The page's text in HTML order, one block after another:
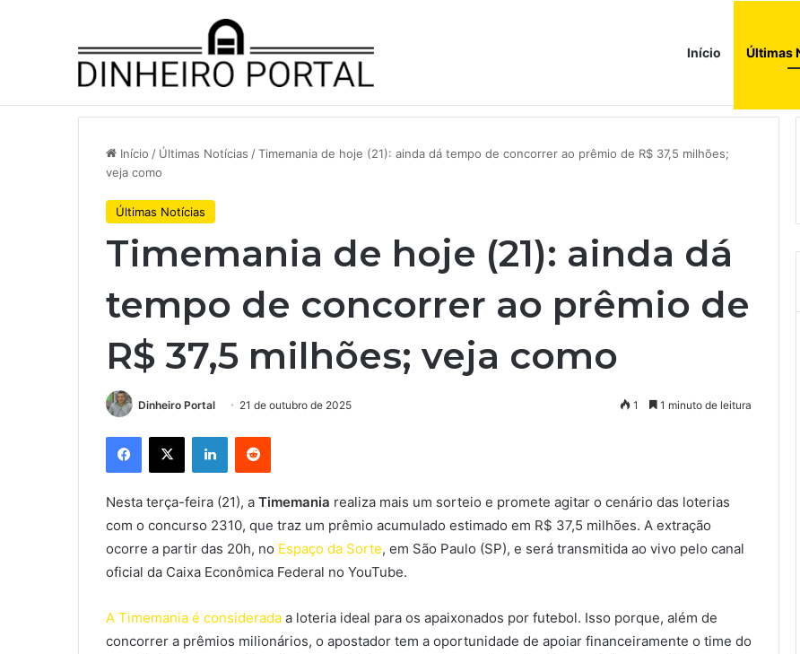
Início Últimas
Notícias de Última Hora A Volkswagen está em ‘encruzilhada histórica’ e precisa cortar custos, diz presidente do conselho
Início / Últimas Notícias /Timemania de hoje (21): ainda dá tempo de concorrer ao prêmio de R$ 37,5 milhões;
veja como
Últimas Notícias
Timemania de hoje (21): ainda dá
tempo de concorrer ao prêmio de
R$ 37,5 milhões; veja como
Dinheiro Portal 21 de outubro de 2025 1 1 minuto de leitura
Facebook
X LinkedinReddit
Nesta terça-feira (21), a Timemania realiza mais um sorteio e promete agitar o cenário das loterias
com o concurso 2310, que traz um prêmio acumulado estimado em R$ 37,5 milhões. A extração
ocorre a partir das 20h, no Espaço da Sorte, em São Paulo (SP), e será transmitida ao vivo pelo canal
oficial da Caixa Econômica Federal no YouTube.
A Timemania é considerada a loteria ideal para os apaixonados por futebol. Isso porque, além de
concorrer a prêmios milionários, o apostador tem a oportunidade de apoiar financeiramente o time do